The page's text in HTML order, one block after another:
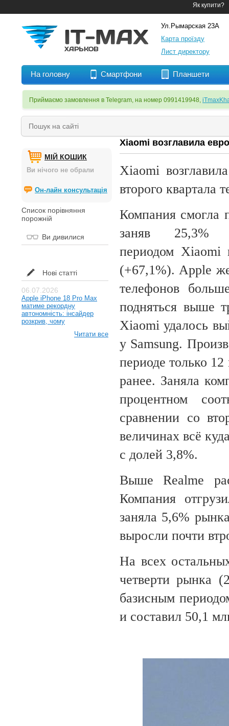
Як купити?
Ул.Рымарская 23А
Карта проїзду
Лист директору
На головну Смартфони Планшети
Приймаємо замовлення в Telegram, на номер 0991419948,
МІЙ КОШИК
Ви нічого не обрали
Он-лайн консультація
Список порівняння
порожній
Ви дивилися
Нові статті
06.07.2026
Apple iPhone 18 Pro Max
матиме рекордну
автономність: інсайдер
розкрив, чому
Читати все
Xiaomi возглавила
Xiaomi
второго квартала
Компания смогла
заняв
периодом Xiaomi
(+67,1%). Apple
телефонов
подняться выше
Xiaomi удалось
у Samsung.
периоде только
ранее. Заняла
процентном
сравнении со
величинах всё
с долей 3,8%.
Выше Realme
Компания
заняла 5,6%
выросли почти
На всех
четверти рынка
базисным
и составил 50,1